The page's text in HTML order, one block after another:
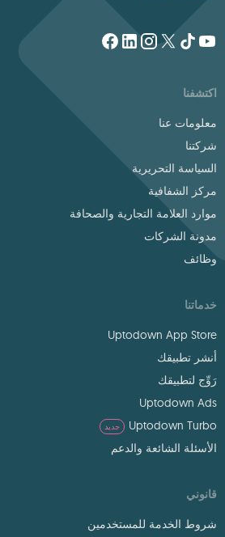
اكتشفنا
معلومات عنا
شركتنا
السياسة التحريرية
مركز الشفافية
موارد العلامة التجارية والصحافة
مدونة الشركات
وظائف
خدماتنا
Uptodown App Store
أنشر تطبيقك
رَوِّج لتطبيقك
Uptodown Ads
Uptodown Turbo
جديد
الأسئلة الشائعة والدعم
قانوني
شروط الخدمة للمستخدمين